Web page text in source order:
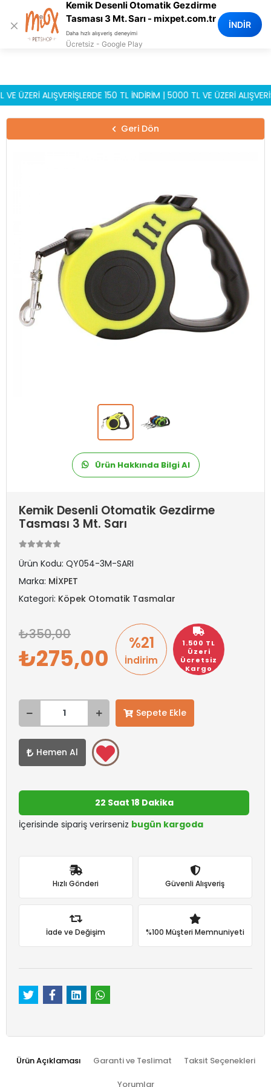
ALIŞVERİŞLERDE 150 TL İNDİRİM | 5000 TL VE ÜZERİ
0
Geri Dön
Ürün Hakkında Bilgi Al
Kemik Desenli Otomatik Gezdirme
Tasması 3 Mt. Sarı
Ürün Kodu: QY054-3M-SARI
Marka: MİXPET
Kategori: Köpek Otomatik Tasmalar
1.500 TL
Üzeri
Ücretsiz
Kargo
%21
İndirim
350,00
275,00
Sepete Ekle
Hemen Al
22 Saat 18 Dakika
İçerisinde sipariş verirseniz bugün kargoda
Hızlı Gönderi Güvenli Alışveriş
İade ve Değişim %100 Müşteri Memnuniyeti
Ürün Açıklaması Garanti ve Teslimat Taksit Seçenekleri
Yorumlar
×
Kemik Desenli Otomatik Gezdirme
Tasması 3 Mt. Sarı - mixpet.com.tr
Daha hızlı alışveriş deneyimi
Ücretsiz - Google Play
İNDİR